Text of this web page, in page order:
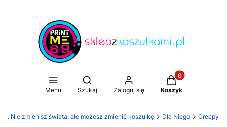
Menu
Otwórz wyszukiwarkę
Szukaj Zaloguj się
Produkty w
Koszyk
Nie zmienisz świata, ale możesz zmienić koszulkę Dla Niego Creepy